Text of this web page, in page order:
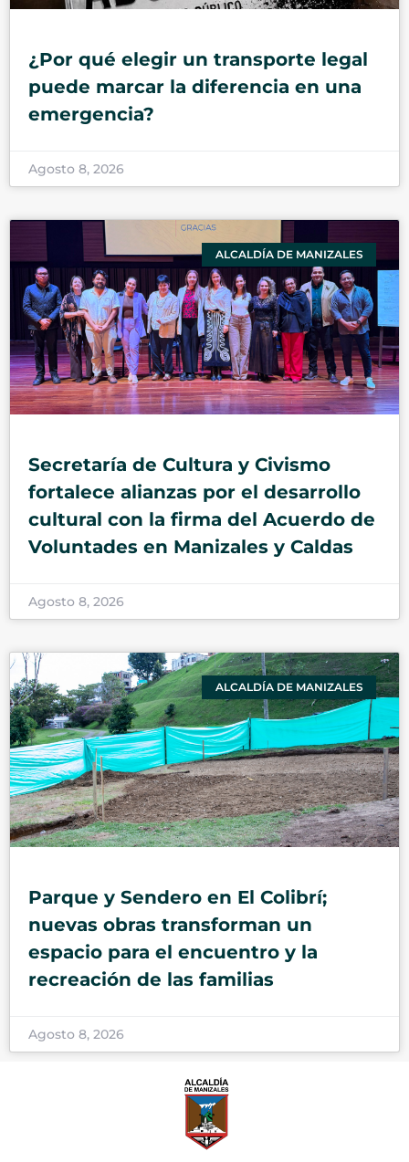
¿Por qué elegir un transporte legal
puede marcar la diferencia en una
emergencia?
Agosto 8, 2026
ALCALDÍA DE MANIZALES
Secretaría de Cultura y Civismo
fortalece alianzas por el desarrollo
cultural con la firma del Acuerdo de
Voluntades en Manizales y Caldas
Agosto 8, 2026
ALCALDÍA DE MANIZALES
Parque y Sendero en El Colibrí;
nuevas obras transforman un
espacio para el encuentro y la
recreación de las familias
Agosto 8, 2026